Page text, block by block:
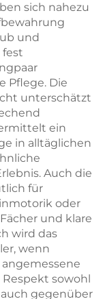
sich nahezu
und
fest
Pflege. Die
unterschätzt
ein
in alltäglichen
Auch die
für
oder
und klare
wird das
wenn
sowohl
gegenüber